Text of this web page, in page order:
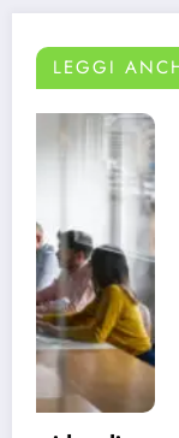
LEGGI